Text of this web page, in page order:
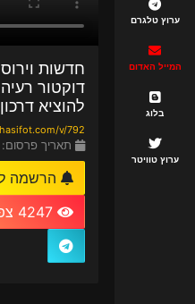
ערוץ טלגרם
המייל האדום
בלוג
ערוץ טוויטר
דוקטור
להוציא דרכון ירוק!
v/792
תאריך פרסום: 26.01.2021 16:29
הרשמה